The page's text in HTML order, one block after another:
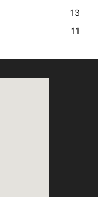
13
11